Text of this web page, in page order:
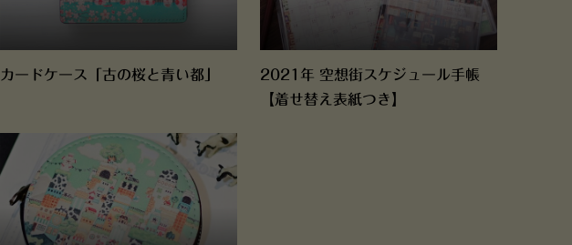
カードケース「古の桜と青い都」
2021年 空想街スケジュール手帳
【着せ替え表紙つき】